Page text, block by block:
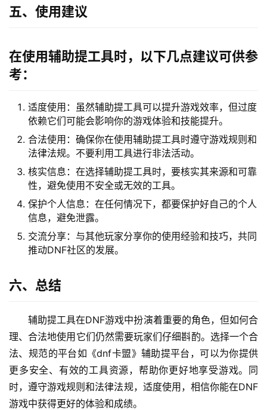
五、使用建议
在使用辅助提工具时，以下几点建议可供参
考：
适度使用：虽然辅助提工具可以提升游戏效率，但过度
依赖它们可能会影响你的游戏体验和技能提升。
合法使用：确保你在使用辅助提工具时遵守游戏规则和
法律法规。不要利用工具进行非法活动。
核实信息：在选择辅助提工具时，要核实其来源和可靠
性，避免使用不安全或无效的工具。
保护个人信息：在任何情况下，都要保护好自己的个人
信息，避免泄露。
交流分享：与其他玩家分享你的使用经验和技巧，共同
推动DNF社区的发展。
六、总结
辅助提工具在DNF游戏中扮演着重要的角色，但如何合
理、合法地使用它们仍然需要玩家们仔细斟酌。选择一个合
法、规范的平台如《dnf卡盟》辅助提平台，可以为你提供
更多安全、有效的工具资源，帮助你更好地享受游戏。同
时，遵守游戏规则和法律法规，适度使用，相信你能在DNF
游戏中获得更好的体验和成绩。